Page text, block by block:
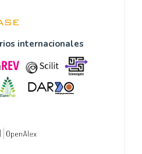
internacionales